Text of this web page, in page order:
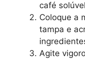
café
Coloque a
tampa e
Agite